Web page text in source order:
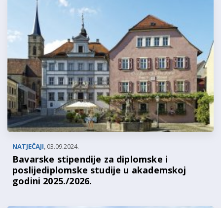
NATJEČAJI, 03.09.2024.
Bavarske stipendije za diplomske i
poslijediplomske studije u akademskoj
godini 2025./2026.